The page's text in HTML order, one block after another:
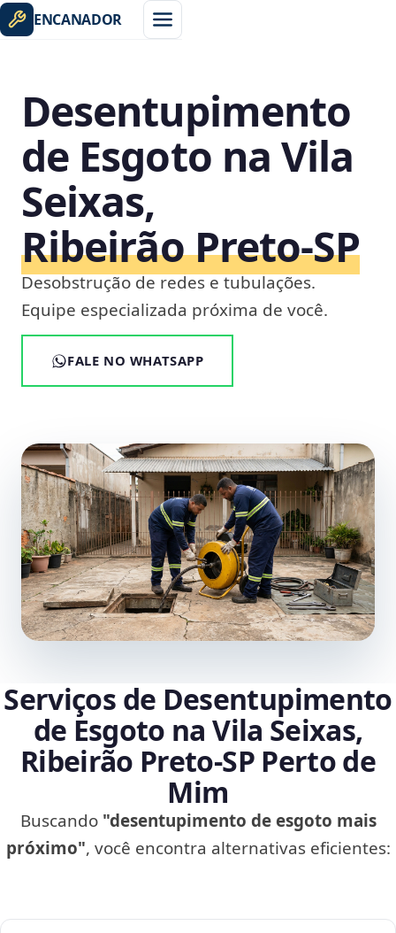
ENCANADOR
Desentupimento
de Esgoto na Vila
Seixas,
Ribeirão Preto‑SP
Desobstrução de redes e tubulações.
Equipe especializada próxima de você.
FALE NO WHATSAPP
Serviços de Desentupimento
de Esgoto na Vila Seixas,
Ribeirão Preto‑SP Perto de
Mim
Buscando "desentupimento de esgoto mais
próximo", você encontra alternativas eficientes: